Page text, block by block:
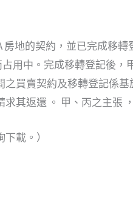
房地的契約，並已完成移
用中。完成移轉登記後，
買賣契約及移轉登記係
其返還 。 甲、丙之主張
下載。）